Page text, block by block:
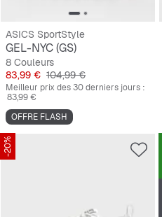
ASICS SportStyle
GEL-NYC (GS)
8 Couleurs
Prix
83,99 € Prix original
104,99 €
Meilleur prix des 30 derniers jours :
83,99 €
OFFRE FLASH
-20%